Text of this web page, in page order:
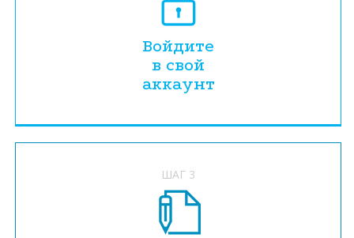
Войдите
в свой
аккаунт
ШАГ 3